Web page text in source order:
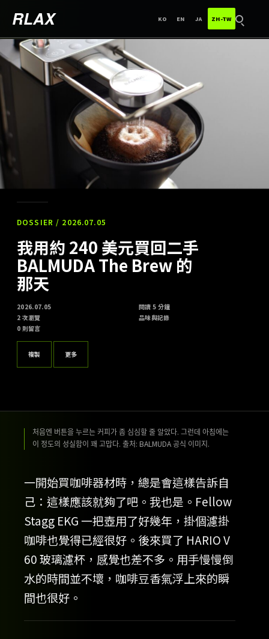
RLAX
KO
EN
日本語
JA
中文（台灣）
ZH-TW 搜尋
DOSSIER / 2026.07.05
我用約 240 美元買回二手
BALMUDA The Brew 的
那天
2026.07.05
閱讀 5 分鐘
2 次瀏覽
品味與記錄
0 則留言
複製 更多
처음엔 버튼을 누르는 커피가 좀 심심할 줄 알았다. 그런데 아침에는
이 정도의 성실함이 꽤 고맙다. 출처: BALMUDA 공식 이미지.
一開始買咖啡器材時，總是會這樣告訴自
己：這樣應該就夠了吧。我也是。Fellow
Stagg EKG 一把壺用了好幾年，掛個濾掛
咖啡也覺得已經很好。後來買了 HARIO V
60 玻璃濾杯，感覺也差不多。用手慢慢倒
水的時間並不壞，咖啡豆香氣浮上來的瞬
間也很好。